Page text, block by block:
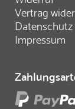
Vertrag
Datenschutz
Impressum